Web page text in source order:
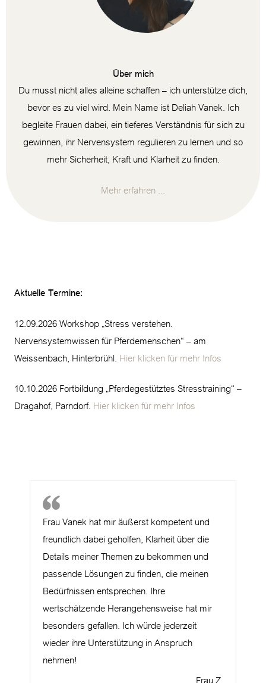
Über mich
Du musst nicht alles alleine schaffen – ich unterstütze dich,
bevor es zu viel wird. Mein Name ist Deliah Vanek. Ich
begleite Frauen dabei, ein tieferes Verständnis für sich zu
gewinnen, ihr Nervensystem regulieren zu lernen und so
mehr Sicherheit, Kraft und Klarheit zu finden.
Mehr erfahren ...
Aktuelle Termine:
12.09.2026 Workshop „Stress verstehen.
Nervensystemwissen für Pferdemenschen“ – am
Weissenbach, Hinterbrühl.Hier klicken für mehr Infos
10.10.2026 Fortbildung „Pferdegestütztes Stresstraining“ –
Dragahof, Parndorf.Hier klicken für mehr Infos
Frau Vanek hat mir äußerst kompetent und
freundlich dabei geholfen, Klarheit über die
Details meiner Themen zu bekommen und
passende Lösungen zu finden, die meinen
Bedürfnissen entsprechen. Ihre
wertschätzende Herangehensweise hat mir
besonders gefallen. Ich würde jederzeit
wieder ihre Unterstützung in Anspruch
nehmen!